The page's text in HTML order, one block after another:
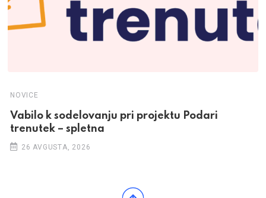
NOVICE
Vabilo k sodelovanju pri projektu Podari
trenutek – spletna
26 AVGUSTA, 2026